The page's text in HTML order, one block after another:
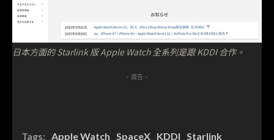
日本方面的 Starlink 版 Apple Watch 全系列是跟 KDDI 合作。
- 廣告 -
Tags: Apple Watch SpaceX KDDI Starlink